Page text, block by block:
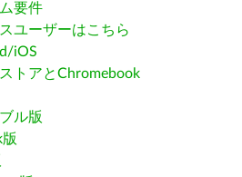
要件
ユーザーはこちら
iOS
トアとChromebook
ル版